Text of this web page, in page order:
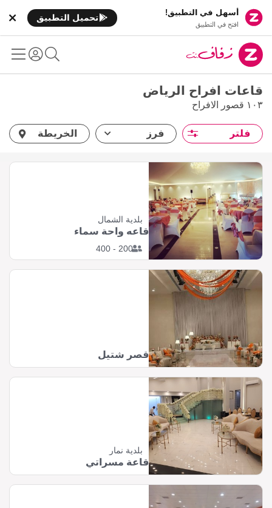
أسهل في التطبيق!
افتح في التطبيق
تحميل التطبيق
قاعات افراح الرياض
١٠٣ قصور الافراح
فلتر فرز الخريطة
بلدية الشمال
200 - 400
قاعه واحة سماء
قصر شتيل
بلدية نمار
قاعة مسراتي